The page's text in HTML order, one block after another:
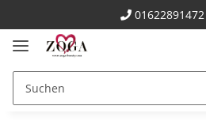
01622891472